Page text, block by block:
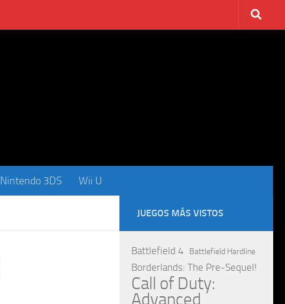
Nintendo 3DS Wii U
JUEGOS MÁS VISTOS
Battlefield 4 Battlefield Hardline
Borderlands: The Pre-Sequel!
Call of Duty:
Advanced